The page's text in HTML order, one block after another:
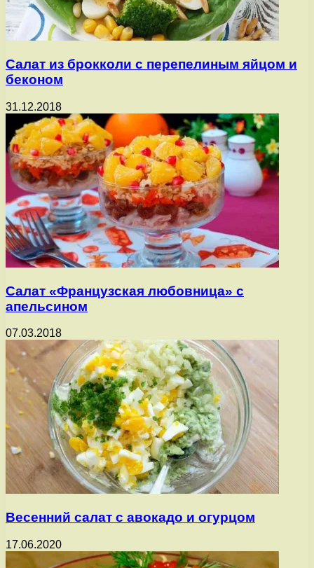
Салат из брокколи с перепелиным яйцом и
беконом
31.12.2018
Салат «Французская любовница» с
апельсином
07.03.2018
Весенний салат с авокадо и огурцом
17.06.2020